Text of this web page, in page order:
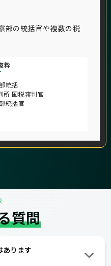
部の統括官や複数の税
粋
統括
所 国税審判官
統括官
質問
あります